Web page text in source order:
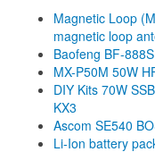
Magnetic Loop
magnetic loop
Baofeng BF-
MX-P50M 50W
DIY Kits 70W
KX3
Ascom SE540
Li-Ion battery